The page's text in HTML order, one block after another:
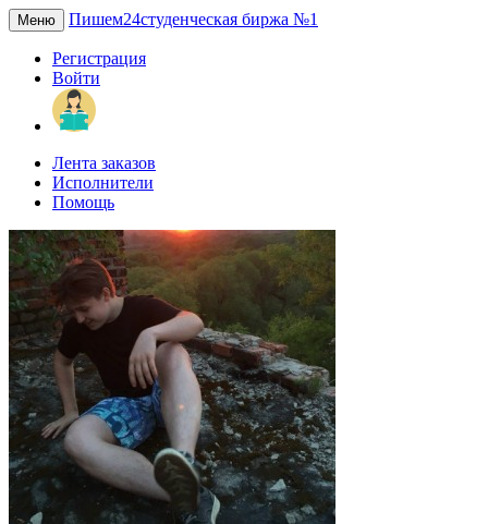
Меню Пишем24студенческая биржа №1
Регистрация
Войти
Лента заказов
Исполнители
Помощь